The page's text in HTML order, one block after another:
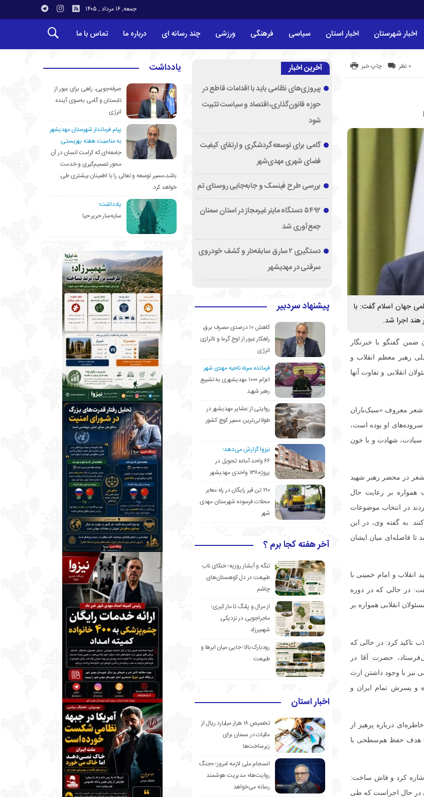
جمعه, ۱۶ مرداد , ۱۴۰۵
اخبار شهرستان اخبار استان سیاسی فرهنگی ورزشی چند رسانه ای درباره ما تماس با ما
چاپ خبر ۰ نظر
جهان اسلام گفت: با
اجرا شد.
گفتگو با خبرنگار
رهبر معظم انقلاب و
انقلابی و تفاوت آنها
شعر معروف «سبک‌باران
او بوده است،
سیادت، شهادت و با خون
با اشاره به حضور در بیش از ۳۰ جلسه شعر در محضر رهبر شهید
انقلاب همواره بر رعایت حال
در انتخاب موضوعات
به گفته وی، در این
تا فاصله‌ای میان ایشان
و امام خمینی با
در حالی که در دوره
انقلابی همواره بر
تاکید کرد: در حالی که
حضرت آقا در
نیز با وجود داشتن ارث
و پسرش تمام ایران و
درباره پرهیز از
با هدف حفظ هم‌سطحی با
اشاره کرد و فاش ساخت:
در حال اجراست که طی
آخرین اخبار
پیروزی‌های نظامی باید با اقدامات قاطع در
حوزه قانون‌گذاری، اقتصاد و سیاست تثبیت
شود
گامی برای توسعه گردشگری و ارتقای کیفیت
فضای شهری مهدی‌شهر
بررسی طرح فینسک و جابه‌جایی روستای تم
۵۴۹۲ دستگاه ماینر غیرمجاز در استان سمنان
جمع‌آوری شد
دستگیری ۲ سارق سابقه‌دار و کشف خودروی
سرقتی در مهدیشهر
پیشنهاد سردبیر
کاهش ۱۰ درصدی مصرف برق،
راهکار عبور از اوج گرما و ناترازی
انرژی
فرمانده سپاه ناحیه مهدی شهر:
اعزام ۱۰۰۰ مهدیشهری به تشییع
رهبر شهید
روایتی از عشایر مهدیشهر در
طولانی‌ترین مسیر کوچ کشور
نیزوا گزارش می‌دهد؛
۶۶ واحد آماده تحویل در
پروژه۱۳۸ واحدی مهدیشهر
۲۱۰ تن قیر رایگان در راه معابر
محلات فرسوده شهرستان مهدی
شهر
آخر هفته کجا برم ؟
تنگه و آبشار روزیه؛ خنکای ناب
طبیعت در دل کوهستان‌های
چاشم
از مرال و پلنگ تا مار کبری؛
ماجراجویی در نزدیکی
شهمیرزاد
رودبارک بالا؛ جایی میان ابرها و
طبیعت
اخبار استان
تخصیص ۱۸ هزار میلیارد ریال از
مالیات در سمنان برای
زیرساخت‌ها
انسجام ملی لازمه امروز؛ «جنگ
روایت‌ها» مدیریت هوشمند
رسانه می‌خواهد
یادداشت
صرفه‌جویی، راهی برای عبور از
تابستان و گامی به‌سوی آینده
انرژی
پیام فرماندار شهرستان مهدیشهر
به مناسبت هفته بهزیستی:
جامعه‌ای که کرامت انسان در آن
محور تصمیم‌گیری و خدمت
باشد،مسیر توسعه و تعالی را با اطمینان بیشتری طی
خواهد کرد.
یادداشت؛
سایه‌سار حریر حیا